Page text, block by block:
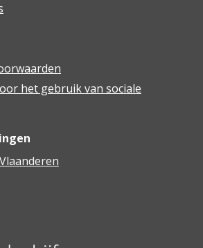
het gebruik van sociale